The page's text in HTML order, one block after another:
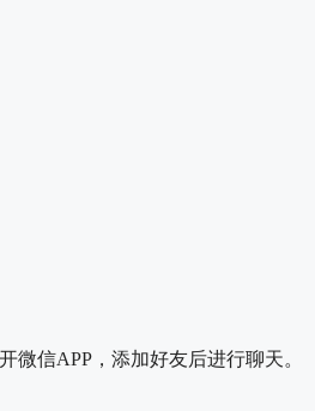
微信APP，添加好友后进行聊天。